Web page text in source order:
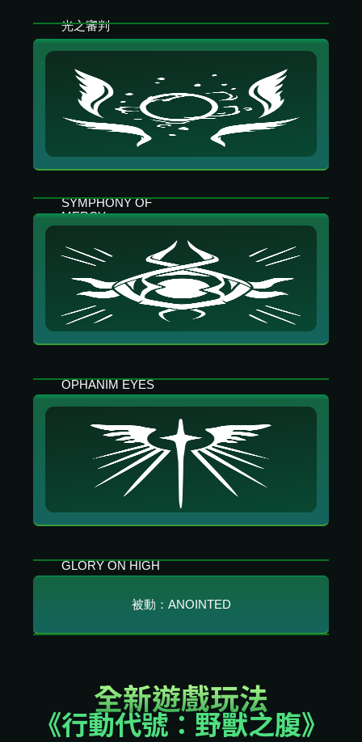
光之審判
創造一口光井，治癒友方並傷害敵方。進到井
裡的人將被審判包圍。
SYMPHONY OF
MERCY
循環吟唱三首增強友方的歌曲：
Power of the Seven增加技能強度 30%。
死亡使者 增加武器傷害 100%。
Spirit of Resilience增加護盾恢復速度 25%。
續時間。
OPHANIM EYES
Jade 傳喚譴責的目光使附近敵人減速並分解他
們的護盾及護甲。目光落在友方身上時，可從
遠處復活他們。
GLORY ON HIGH
審判，造成翠玉光爆。受光之審判影響的敵人
會增強爆炸威力。
被動：ANOINTED
MOD 欄位。全新遊戲玩法
《行動代號：野獸之腹》